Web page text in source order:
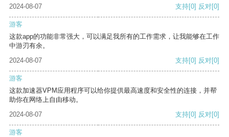
2024-08-07 支持[0] 反对[0]
游客
这款app的功能非常强大，可以满足我所有的工作需求，让我能够在工作
中游刃有余。
2024-08-07
支持[0] 反对[0]
游客
这款加速器VPM应用程序可以给你提供最高速度和安全性的连接，并帮
助你在网络上自由移动。
2024-08-07
支持[0] 反对[0]
游客